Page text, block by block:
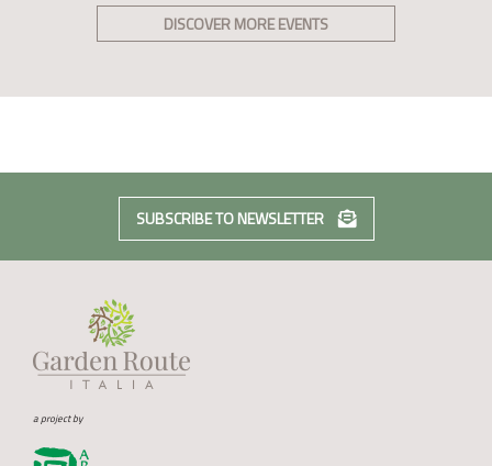
DISCOVER MORE EVENTS
SUBSCRIBE TO NEWSLETTER
a project by